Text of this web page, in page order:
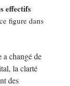
effectifs
figure dans
a changé de
la clarté
des